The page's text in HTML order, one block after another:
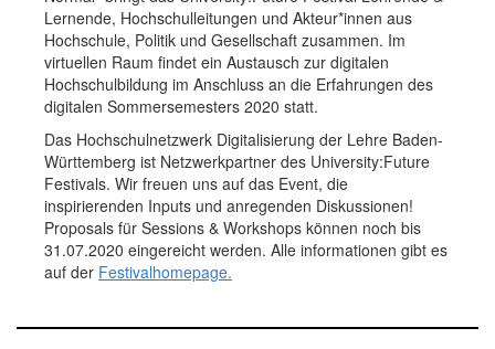
Lernende, Hochschulleitungen und Akteur*innen aus
Hochschule, Politik und Gesellschaft zusammen. Im
virtuellen Raum findet ein Austausch zur digitalen
Hochschulbildung im Anschluss an die Erfahrungen des
digitalen Sommersemesters 2020 statt.
Das Hochschulnetzwerk Digitalisierung der Lehre Baden-
Württemberg ist Netzwerkpartner des University:Future
Festivals. Wir freuen uns auf das Event, die
inspirierenden Inputs und anregenden Diskussionen!
Proposals für Sessions & Workshops können noch bis
31.07.2020 eingereicht werden. Alle informationen gibt es
auf der Festivalhomepage.